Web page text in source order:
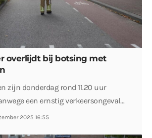
overlijdt bij botsing met
zijn donderdag rond 11.20 uur
een ernstig verkeersongeval…
2025 16:55